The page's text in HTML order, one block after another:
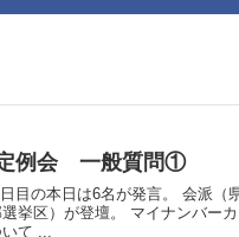
例会 一般質問①
目の本日は6名が発言。 会派
挙区）が登壇。 マイナンバー
て ...